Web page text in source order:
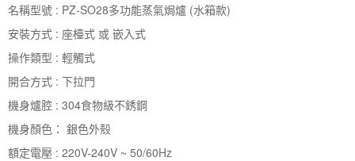
名稱型號 : PZ-SO28多功能蒸氣焗爐 (水箱款)
安裝方式 : 座檯式 或 嵌入式
操作類型 : 輕觸式
開合方式 : 下拉門
機身爐腔 : 304食物級不銹鋼
機身顏色： 銀色外殼
額定電壓 : 220V-240V ~ 50/60Hz